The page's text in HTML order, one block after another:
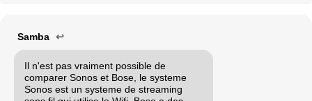
Samba ↩
Il n'est pas vraiment possible de
comparer Sonos et Bose, le systeme
Sonos est un systeme de streaming